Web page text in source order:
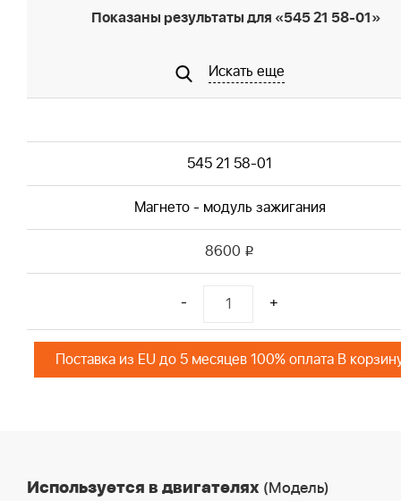
Показаны результаты для «545 21 58-01»
Искать еще
545 21 58-01
Магнето - модуль зажигания
8600 i
- +
Поставка из EU до 5 месяцев 100% оплата В
Используется в двигателях (Модель)